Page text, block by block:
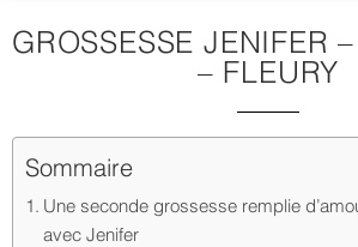
GROSSESSE JENIFER
– FLEURY
Sommaire
Une seconde grossesse remplie
avec Jenifer